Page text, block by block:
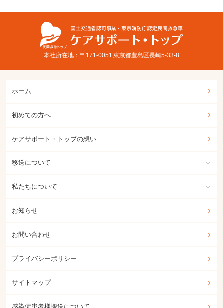
本社所在地：〒171-0051 東京都豊島区長崎5-33-8
ホーム
初めての方へ
ケアサポート・トップの想い
移送について
私たちについて
お知らせ
お問い合わせ
プライバシーポリシー
サイトマップ
感染症患者様搬送について